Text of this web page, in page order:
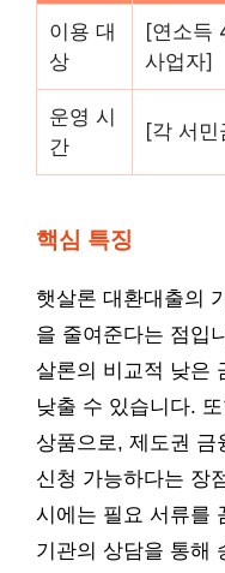
이용 대
상
[연소득
사업자]
운영 시
간
[각 서민
핵심 특징
햇살론 대환대출의
을 줄여준다는 점입
살론의 비교적 낮은
낮출 수 있습니다.
상품으로, 제도권 금
신청 가능하다는 장
시에는 필요 서류를
기관의 상담을 통해